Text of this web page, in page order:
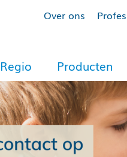
Over ons
Regio Producten